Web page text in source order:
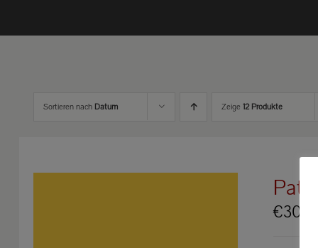
Sortieren nach Datum Zeige 12 Produkte
€30.00